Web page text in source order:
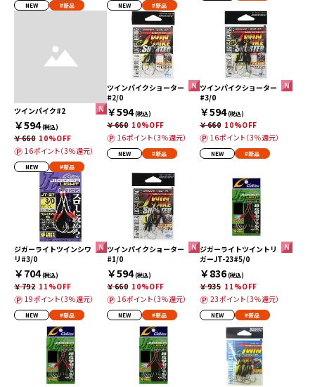
NEW #新品 NEW #新品
ツインパイク#2
￥594(税込)
￥660 10%OFF
16ポイント（3％還元）
NEW #新品
ツインパイクショーター
#2/0
￥594(税込)
￥660 10%OFF
16ポイント（3％還元）
NEW #新品
ツインパイクショーター
#3/0
￥594(税込)
￥660 10%OFF
16ポイント（3％還元）
NEW #新品
ジガーライトツインシワ
リ#3/0
￥704(税込)
￥792 11%OFF
19ポイント（3％還元）
NEW #新品
ツインパイクショーター
#1/0
￥594(税込)
￥660 10%OFF
16ポイント（3％還元）
NEW #新品
ジガーライトツイントリ
ガーJT-23#5/0
￥836(税込)
￥935 11%OFF
23ポイント（3％還元）
NEW #新品